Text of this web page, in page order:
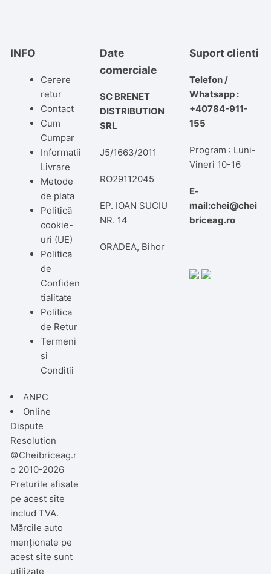
INFO
Cerere
retur
Contact
Cum
Cumpar
Informatii
Livrare
Metode
de plata
Politică
cookie-
uri (UE)
Politica
de
Confiden
tialitate
Politica
de Retur
Termeni
si
Conditii
ANPC
Online
Dispute
Resolution
Date
comerciale
SC BRENET
DISTRIBUTION
SRL
J5/1663/2011
RO29112045
EP. IOAN SUCIU
NR. 14
ORADEA, Bihor
Suport clienti
Telefon /
Whatsapp :
+40784-911-
155
Program : Luni-
Vineri 10-16
E-
mail:chei@chei
briceag.ro
©Cheibriceag.r
o 2010-2026
Preturile afisate
pe acest site
includ TVA.
Mărcile auto
menționate pe
acest site sunt
utilizate